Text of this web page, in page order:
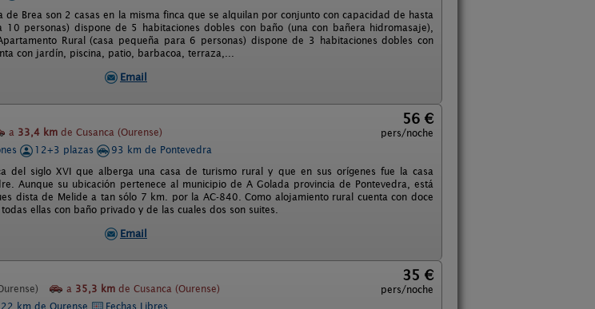
de Brea son 2 casas en la misma finca que se alquilan por conjunto con capacidad de hasta
personas) dispone de 5 habitaciones dobles con baño (una con bañera hidromasaje),
Rural (casa pequeña para 6 personas) dispone de 3 habitaciones dobles con
con jardín, piscina, patio, barbacoa, terraza,...
Email
a 33,4 km de Cusanca (Ourense)
56 €
pers/noche
12+3 plazas
93 km de Pontevedra
del siglo XVI que alberga una casa de turismo rural y que en sus orígenes fue la casa
Aunque su ubicación pertenece al municipio de A Golada provincia de Pontevedra, está
dista de Melide a tan sólo 7 km. por la AC-840. Como alojamiento rural cuenta con doce
ellas con baño privado y de las cuales dos son suites.
Email
a 35,3 km de Cusanca (Ourense)
35 €
pers/noche
22 km de Ourense Fechas Libres